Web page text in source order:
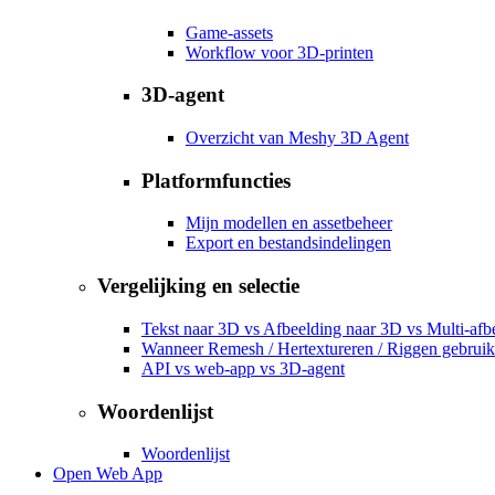
Game-assets
Workflow voor 3D-printen
3D-agent
Overzicht van Meshy 3D Agent
Platformfuncties
Mijn modellen en assetbeheer
Export en bestandsindelingen
Vergelijking en selectie
Tekst naar 3D vs Afbeelding naar 3D vs Multi-
Wanneer Remesh / Hertextureren / Riggen
API vs web-app vs 3D-agent
Woordenlijst
Woordenlijst
Open Web App